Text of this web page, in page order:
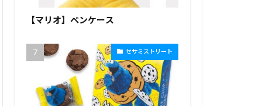
【マリオ】ペンケース
セサミストリート